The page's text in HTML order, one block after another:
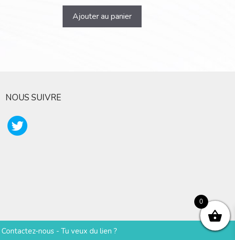
Ajouter au panier
NOUS SUIVRE
Contactez-nous- Tu veux du lien ?
0